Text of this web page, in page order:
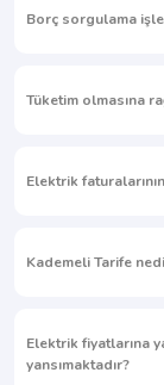
Borç sorgulama
Tüketim olmasına
Elektrik
Kademeli Tarife
Elektrik fiyatlarına
yansımaktadır?